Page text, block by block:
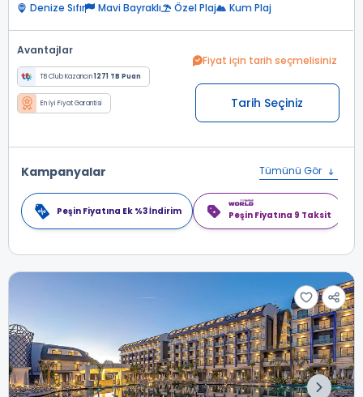
Denize Sıfır Mavi Bayraklı Özel Plaj Kum Plaj
Avantajlar
TB Club Kazancın1271 TB Puan
En İyi Fiyat Garantisi
Fiyat için tarih seçmelisiniz
Tarih Seçiniz
Kampanyalar Tümünü Gör
Peşin Fiyatına Ek %3 İndirim Peşin Fiyatına 9 Taksit